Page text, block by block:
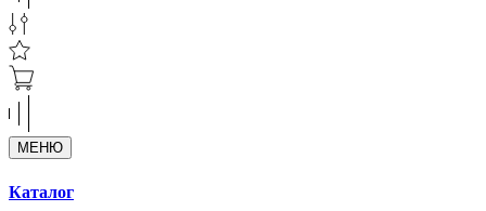
МЕНЮ
Каталог